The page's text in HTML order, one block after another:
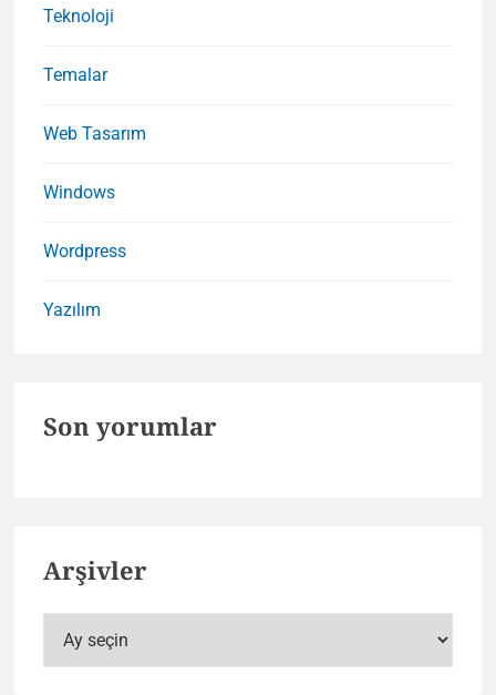
Teknoloji
Temalar
Web Tasarım
Windows
Wordpress
Yazılım
Son yorumlar
Arşivler